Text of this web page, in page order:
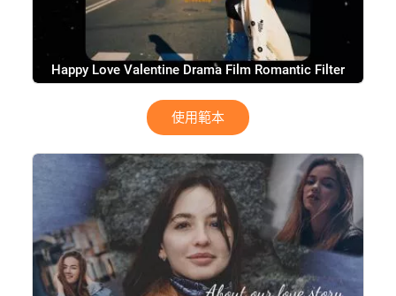
Happy Love Valentine Drama Film Romantic Filter
Movie Trailer
使用範本